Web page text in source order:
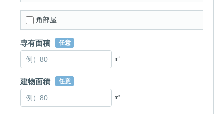
角部屋
専有面積 任意
㎡
建物面積 任意
㎡